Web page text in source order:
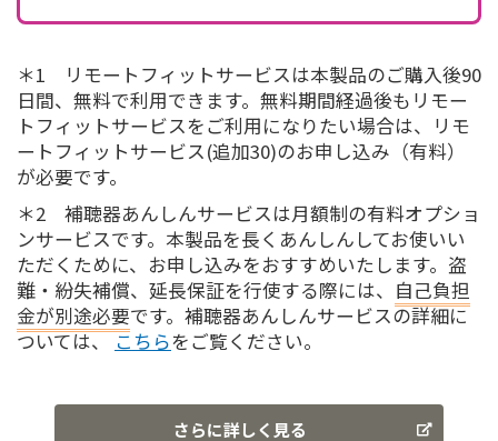
＊1 リモートフィットサービスは本製品のご購入後90
日間、無料で利用できます。無料期間経過後もリモー
トフィットサービスをご利用になりたい場合は、リモ
ートフィットサービス(追加30)のお申し込み（有料）
が必要です。
＊2 補聴器あんしんサービスは月額制の有料オプショ
ンサービスです。本製品を長くあんしんしてお使いい
ただくために、お申し込みをおすすめいたします。盗
難・紛失補償、延長保証を行使する際には、 自己負担
金が別途必要です。補聴器あんしんサービスの詳細に
ついては、こちらをご覧ください。
さらに詳しく見る